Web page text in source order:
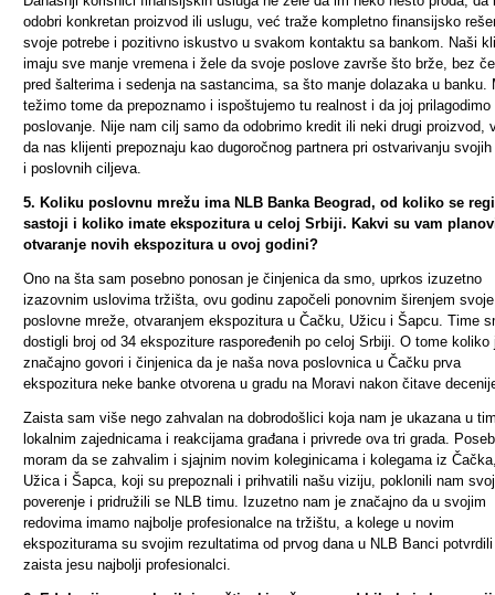
odobri konkretan proizvod ili uslugu, već traže kompletno finansijsko
svoje potrebe i pozitivno iskustvo u svakom kontaktu sa bankom. Naši
imaju sve manje vremena i žele da svoje poslove završe što brže, bez
pred šalterima i sedenja na sastancima, sa što manje dolazaka u banku.
težimo tome da prepoznamo i ispoštujemo tu realnost i da joj prilagodimo
poslovanje. Nije nam cilj samo da odobrimo kredit ili neki drugi proizvod,
da nas klijenti prepoznaju kao dugoročnog partnera pri ostvarivanju
i poslovnih ciljeva.
5. Koliku poslovnu mrežu ima NLB Banka Beograd, od koliko se
sastoji i koliko imate ekspozitura u celoj Srbiji. Kakvi su vam
otvaranje novih ekspozitura u ovoj godini?
Ono na šta sam posebno ponosan je činjenica da smo, uprkos izuzetno
izazovnim uslovima tržišta, ovu godinu započeli ponovnim širenjem svoje
poslovne mreže, otvaranjem ekspozitura u Čačku, Užicu i Šapcu. Time
dostigli broj od 34 ekspoziture raspoređenih po celoj Srbiji. O tome koliko
značajno govori i činjenica da je naša nova poslovnica u Čačku prva
ekspozitura neke banke otvorena u gradu na Moravi nakon čitave
Zaista sam više nego zahvalan na dobrodošlici koja nam je ukazana u
lokalnim zajednicama i reakcijama građana i privrede ova tri grada.
moram da se zahvalim i sjajnim novim koleginicama i kolegama iz
Užica i Šapca, koji su prepoznali i prihvatili našu viziju, poklonili nam
poverenje i pridružili se NLB timu. Izuzetno nam je značajno da u svojim
redovima imamo najbolje profesionalce na tržištu, a kolege u novim
ekspoziturama su svojim rezultatima od prvog dana u NLB Banci
zaista jesu najbolji profesionalci.